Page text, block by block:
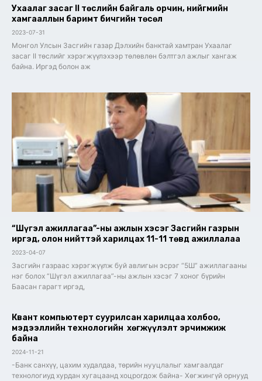
Ухаалаг засаг II төслийн байгаль орчин, нийгмийн
хамгааллын баримт бичгийн төсөл
2023-07-31
Монгол Улсын Засгийн газар Дэлхийн банктай хамтран Ухаалаг
засаг II төслийг хэрэгжүүлэхээр төлөвлөн бэлтгэл ажлыг хангаж
байна. Иргэд болон аж
“Шүгэл ажиллагаа”-ны ажлын хэсэг Засгийн газрын
иргэд, олон нийттэй харилцах 11-11 төвд ажиллалаа
2023-04-07
Засгийн газраас хэрэгжүүлж буй авлигын эсрэг “5Ш” ажиллагааны
нэг болох “Шүгэл ажиллагаа”-ны ажлын хэсэг 7 хоног бүрийн
Баасан гарагт иргэд,
Квант компьютерт суурилсан харилцаа холбоо,
мэдээллийн технологийн хөгжүүлэлт эрчимжиж
байна
2024-11-21
-Банк санхүү, цахим худалдаа, төрийн нууцлалыг хамгаалдаг
технологиуд хурдан хугацаанд хоцрогдож байна- Хөгжингүй орнууд